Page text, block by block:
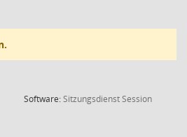
Software:SitzungsdienstSession(Wird in